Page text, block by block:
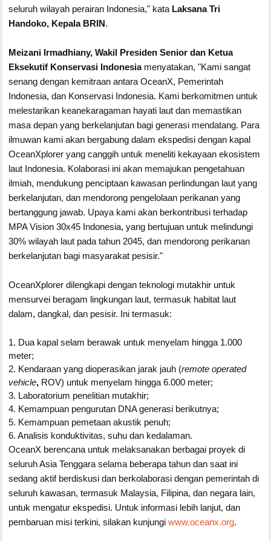
seluruh wilayah perairan Indonesia," kata Laksana Tri
Handoko, Kepala BRIN.
Meizani Irmadhiany, Wakil Presiden Senior dan Ketua
Eksekutif Konservasi Indonesia menyatakan, "Kami sangat
senang dengan kemitraan antara OceanX, Pemerintah
Indonesia, dan Konservasi Indonesia. Kami berkomitmen untuk
melestarikan keanekaragaman hayati laut dan memastikan
masa depan yang berkelanjutan bagi generasi mendatang. Para
ilmuwan kami akan bergabung dalam ekspedisi dengan kapal
OceanXplorer yang canggih untuk meneliti kekayaan ekosistem
laut Indonesia. Kolaborasi ini akan memajukan pengetahuan
ilmiah, mendukung penciptaan kawasan perlindungan laut yang
berkelanjutan, dan mendorong pengelolaan perikanan yang
bertanggung jawab. Upaya kami akan berkontribusi terhadap
MPA Vision 30x45 Indonesia, yang bertujuan untuk melindungi
30% wilayah laut pada tahun 2045, dan mendorong perikanan
berkelanjutan bagi masyarakat pesisir."
OceanXplorer dilengkapi dengan teknologi mutakhir untuk
mensurvei beragam lingkungan laut, termasuk habitat laut
dalam, dangkal, dan pesisir. Ini termasuk:
1. Dua kapal selam berawak untuk menyelam hingga 1.000
meter;
2. Kendaraan yang dioperasikan jarak jauh (remote operated
vehicle, ROV) untuk menyelam hingga 6.000 meter;
3. Laboratorium penelitian mutakhir;
4. Kemampuan pengurutan DNA generasi berikutnya;
5. Kemampuan pemetaan akustik penuh;
6. Analisis konduktivitas, suhu dan kedalaman.
OceanX berencana untuk melaksanakan berbagai proyek di
seluruh Asia Tenggara selama beberapa tahun dan saat ini
sedang aktif berdiskusi dan berkolaborasi dengan pemerintah di
seluruh kawasan, termasuk Malaysia, Filipina, dan negara lain,
untuk mengatur ekspedisi. Untuk informasi lebih lanjut, dan
pembaruan misi terkini, silakan kunjungiwww.oceanx.org.